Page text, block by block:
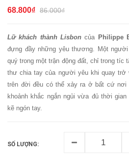
68.800₫ 86.000₫
Lữ khách thành Lisbon của Philippe
đựng đầy những yêu thương. Một
quý trong một trận động đất, chỉ trong tíc
thư chia tay của người yêu khi quay
trên đời đều có thể xảy ra ở bất cứ
khoảnh khắc ngắn ngủi vừa đủ thời
kẽ ngón tay.
SỐ LƯỢNG: